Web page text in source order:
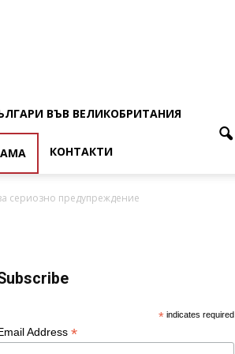
ВЪВ ВЕЛИКОБРИТАНИЯ
КОНТАКТИ
сериозно предупреждение
* indicates required
Address *